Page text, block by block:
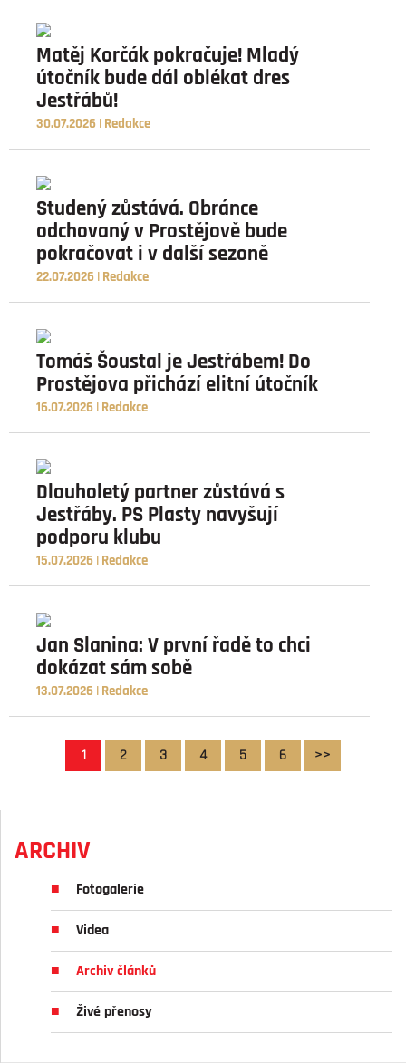
Matěj Korčák pokračuje! Mladý
útočník bude dál oblékat dres
Jestřábů!
30.07.2026 | Redakce
Studený zůstává. Obránce
odchovaný v Prostějově bude
pokračovat i v další sezoně
22.07.2026 | Redakce
Tomáš Šoustal je Jestřábem! Do
Prostějova přichází elitní útočník
16.07.2026 | Redakce
Dlouholetý partner zůstává s
Jestřáby. PS Plasty navyšují
podporu klubu
15.07.2026 | Redakce
Jan Slanina: V první řadě to chci
dokázat sám sobě
13.07.2026 | Redakce
1 2 3 4 5 6 >>
ARCHIV
Fotogalerie
Videa
Archiv článků
Živé přenosy